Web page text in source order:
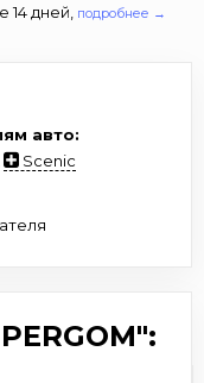
дней, подробнее →
авто:
Scenic